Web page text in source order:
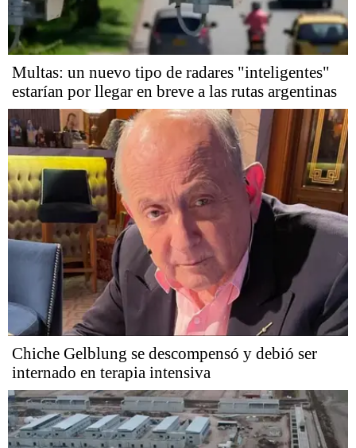
Multas: un nuevo tipo de radares "inteligentes"
estarían por llegar en breve a las rutas argentinas
Chiche Gelblung se descompensó y debió ser
internado en terapia intensiva